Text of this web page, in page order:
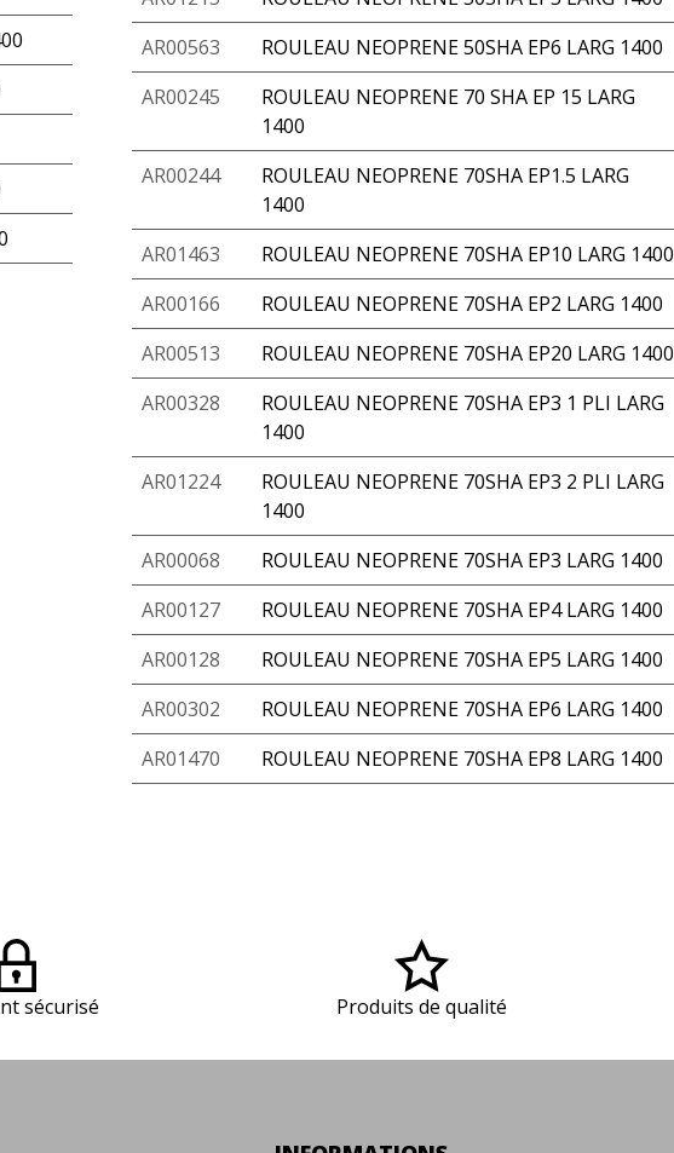
AR00563 ROULEAU NEOPRENE 50SHA EP6 LARG 1400
AR00245
ROULEAU NEOPRENE 70 SHA EP 15 LARG
1400
AR00244
ROULEAU NEOPRENE 70SHA EP1.5 LARG
1400
AR01463 ROULEAU NEOPRENE 70SHA EP10 LARG 1400
AR00166 ROULEAU NEOPRENE 70SHA EP2 LARG 1400
AR00513 ROULEAU NEOPRENE 70SHA EP20 LARG 1400
AR00328
ROULEAU NEOPRENE 70SHA EP3 1 PLI LARG
1400
AR01224
ROULEAU NEOPRENE 70SHA EP3 2 PLI LARG
1400
AR00068 ROULEAU NEOPRENE 70SHA EP3 LARG 1400
AR00127 ROULEAU NEOPRENE 70SHA EP4 LARG 1400
AR00128 ROULEAU NEOPRENE 70SHA EP5 LARG 1400
AR00302 ROULEAU NEOPRENE 70SHA EP6 LARG 1400
AR01470 ROULEAU NEOPRENE 70SHA EP8 LARG 1400
sécurisé Produits de qualité